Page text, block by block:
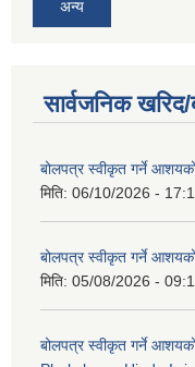
अन्य
सार्वजनिक
बोलपत्र स्वीकृत गर्ने
मिति: 06/10/2026 -
बोलपत्र स्वीकृत गर्ने
मिति: 05/08/2026 -
बोलपत्र स्वीकृत गर्ने